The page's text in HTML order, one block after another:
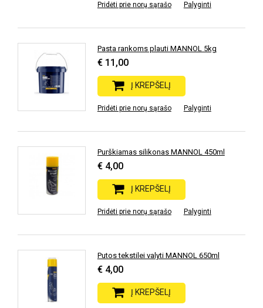
Pridėti prie norų sąrašo Palyginti
Pasta rankoms plauti MANNOL 5kg
€ 11,00
Į KREPŠELĮ
Pridėti prie norų sąrašo Palyginti
Purškiamas silikonas MANNOL 450ml
€ 4,00
Į KREPŠELĮ
Pridėti prie norų sąrašo Palyginti
Putos tekstilei valyti MANNOL 650ml
€ 4,00
Į KREPŠELĮ